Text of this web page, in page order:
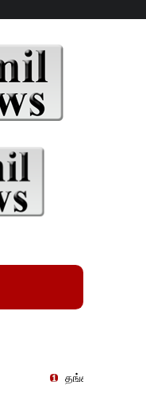
தங்கம்-வெள்ளி விலை